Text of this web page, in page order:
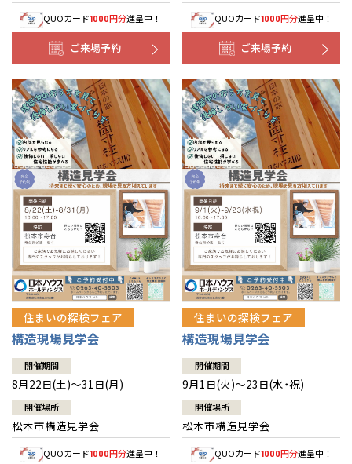
QUOカード1000円分進呈中！
ご来場予約
QUOカード1000円分進呈中！
ご来場予約
住まいの探検フェア
構造現場見学会
開催期間
8月22日(土)～31日(月)
開催場所
松本市構造見学会
QUOカード1000円分進呈中！
住まいの探検フェア
構造現場見学会
開催期間
9月1日(火)～23日(水・祝)
開催場所
松本市構造見学会
QUOカード1000円分進呈中！